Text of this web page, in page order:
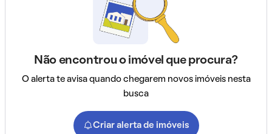
Não encontrou o imóvel que procura?
O alerta te avisa quando chegarem novos imóveis nesta
busca
Criar alerta de imóveis